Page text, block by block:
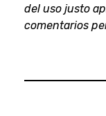
del uso justo
comentarios